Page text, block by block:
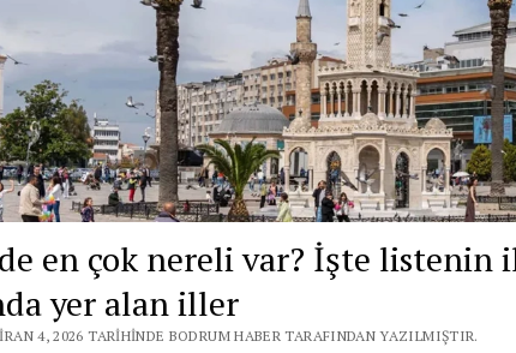
en çok nereli var? İşte listenin
yer alan iller
4, 2026 TARIHINDE BODRUM HABER TARAFINDAN YAZILMIŞTIR.